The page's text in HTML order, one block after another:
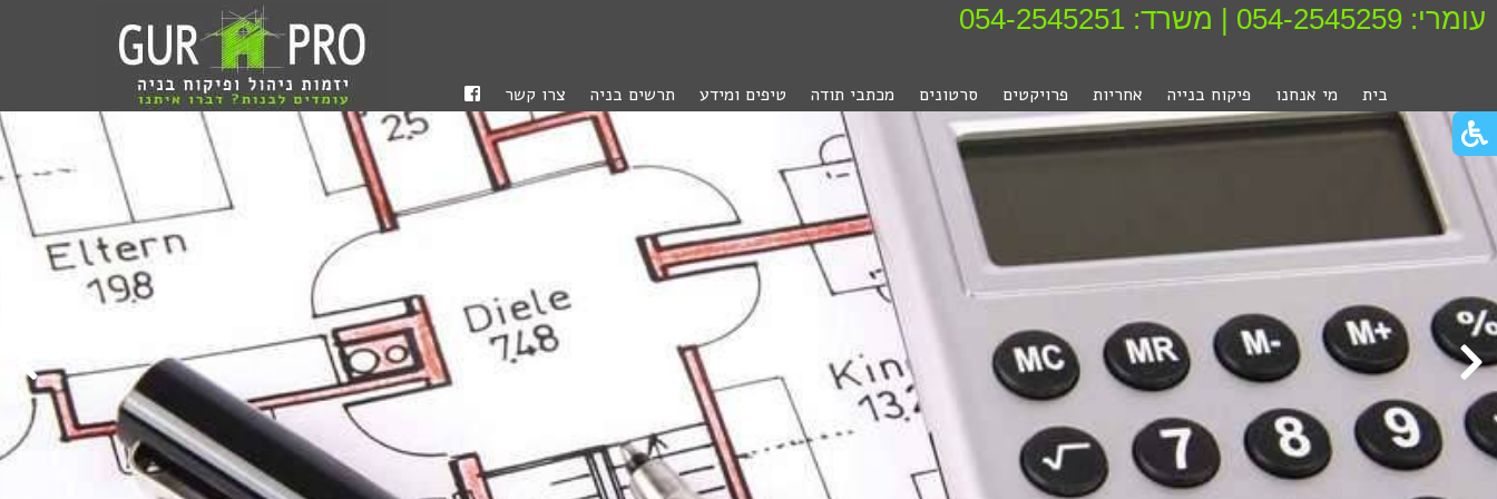
כפתור
לפתיחת
תפריט
נגישות
עומרי: 054-2545259 משרד: 054-2545251
בית מי אנחנו פיקוח בנייה אחריות פרויקטים סרטונים מכתבי תודה טיפים ומידע תרשים בניה צרו קשר